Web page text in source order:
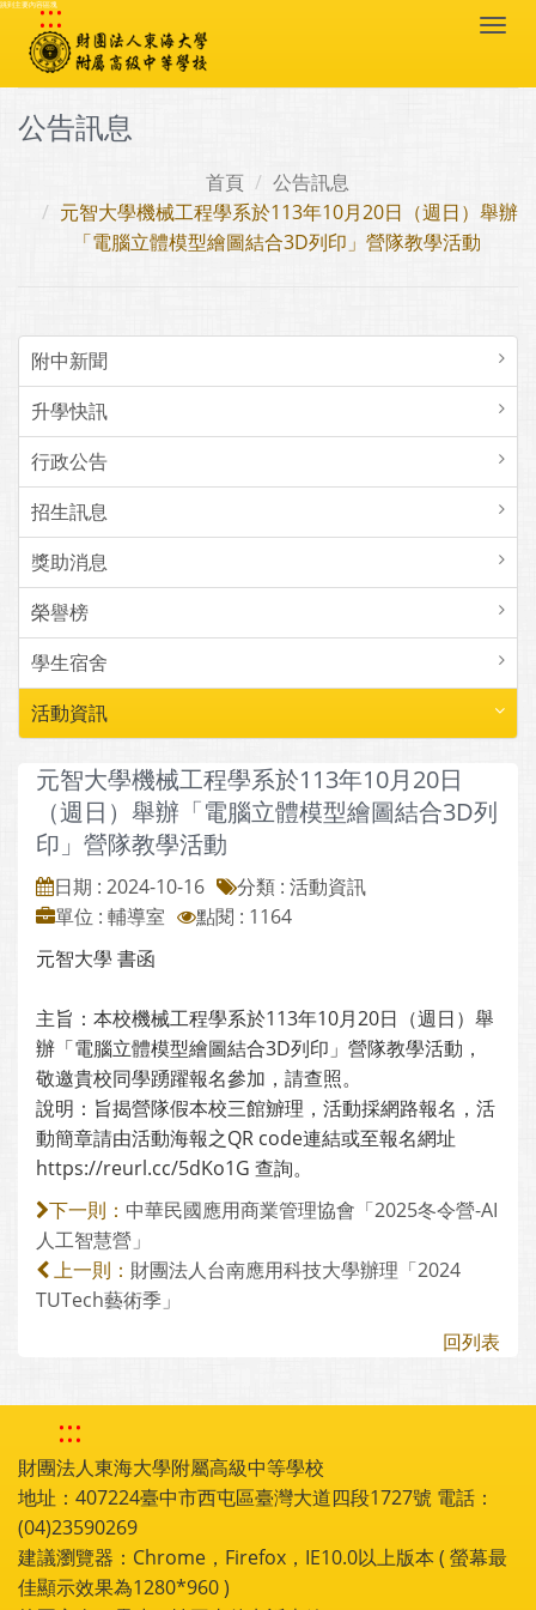
跳到主要內容區塊
:::
公告訊息
首頁
公告訊息
元智大學機械工程學系於113年10月20日（週日）舉辦
「電腦立體模型繪圖結合3D列印」營隊教學活動
附中新聞
升學快訊
行政公告
招生訊息
獎助消息
榮譽榜
學生宿舍
活動資訊
元智大學機械工程學系於113年10月20日
（週日）舉辦「電腦立體模型繪圖結合3D列
印」營隊教學活動
日期 : 2024-10-16
分類 : 活動資訊
單位 : 輔導室
點閱 : 1164
元智大學 書函
主旨：本校機械工程學系於113年10月20日（週日）舉
辦「電腦立體模型繪圖結合3D列印」營隊教學活動，
敬邀貴校同學踴躍報名參加，請查照。
說明：旨揭營隊假本校三館辧理，活動採網路報名，活
動簡章請由活動海報之QR code連結或至報名網址
https://reurl.cc/5dKo1G 查詢。
下一則： 中華民國應用商業管理協會「2025冬令營-AI
人工智慧營」
上一則： 財團法人台南應用科技大學辦理「2024
TUTech藝術季」
回列表
:::
財團法人東海大學附屬高級中等學校
地址：407224臺中市西屯區臺灣大道四段1727號 電話：
(04)23590269
建議瀏覽器：Chrome，Firefox，IE10.0以上版本 ( 螢幕最
佳顯示效果為1280*960 )